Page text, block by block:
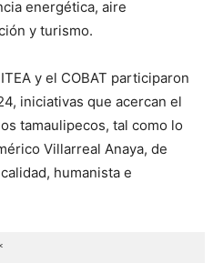
energética, aire
y turismo.
y el COBAT participaron
iniciativas que acercan el
tamaulipecos, tal como lo
Villarreal Anaya, de
humanista e